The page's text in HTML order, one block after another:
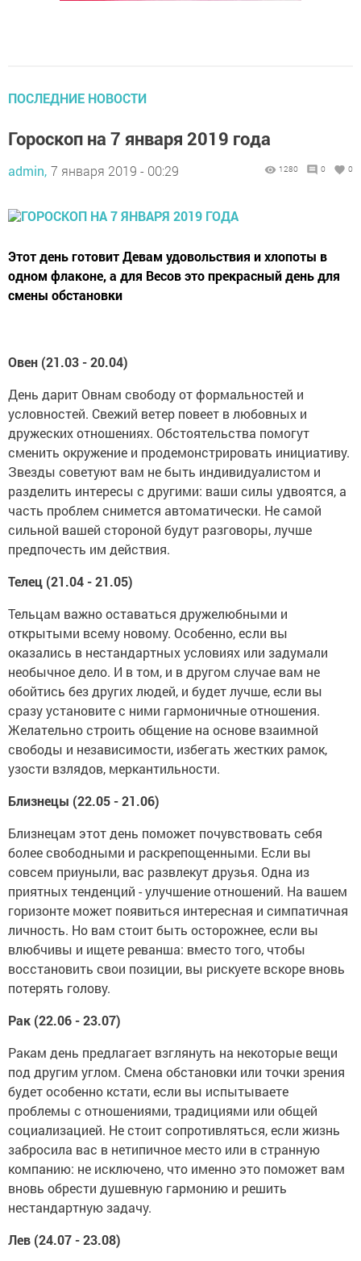
ПОСЛЕДНИЕ НОВОСТИ
Гороскоп на 7 января 2019 года
admin, 7 января 2019 - 00:29 1280 0 0
Этот день готовит Девам удовольствия и хлопоты в
одном флаконе, а для Весов это прекрасный день для
смены обстановки
Овен (21.03 - 20.04)
День дарит Овнам свободу от формальностей и
условностей. Свежий ветер повеет в любовных и
дружеских отношениях. Обстоятельства помогут
сменить окружение и продемонстрировать инициативу.
Звезды советуют вам не быть индивидуалистом и
разделить интересы с другими: ваши силы удвоятся, а
часть проблем снимется автоматически. Не самой
сильной вашей стороной будут разговоры, лучше
предпочесть им действия.
Телец (21.04 - 21.05)
Тельцам важно оставаться дружелюбными и
открытыми всему новому. Особенно, если вы
оказались в нестандартных условиях или задумали
необычное дело. И в том, и в другом случае вам не
обойтись без других людей, и будет лучше, если вы
сразу установите с ними гармоничные отношения.
Желательно строить общение на основе взаимной
свободы и независимости, избегать жестких рамок,
узости взлядов, меркантильности.
Близнецы (22.05 - 21.06)
Близнецам этот день поможет почувствовать себя
более свободными и раскрепощенными. Если вы
совсем приуныли, вас развлекут друзья. Одна из
приятных тенденций - улучшение отношений. На вашем
горизонте может появиться интересная и симпатичная
личность. Но вам стоит быть осторожнее, если вы
влюбчивы и ищете реванша: вместо того, чтобы
восстановить свои позиции, вы рискуете вскоре вновь
потерять голову.
Рак (22.06 - 23.07)
Ракам день предлагает взглянуть на некоторые вещи
под другим углом. Смена обстановки или точки зрения
будет особенно кстати, если вы испытываете
проблемы с отношениями, традициями или общей
социализацией. Не стоит сопротивляться, если жизнь
забросила вас в нетипичное место или в странную
компанию: не исключено, что именно это поможет вам
вновь обрести душевную гармонию и решить
нестандартную задачу.
Лев (24.07 - 23.08)